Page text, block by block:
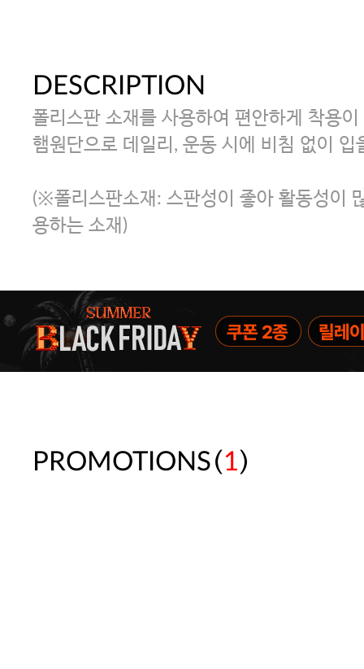
[썸머블프] 2만원 할인 쿠폰(8.1~31)
DESCRIPTION
폴리스판 소재를 사용하여 편안하게 착용이
햄원단으로 데일리, 운동 시에 비침 없이 입
(※폴리스판소재: 스판성이 좋아 활동성이
용하는 소재)
PROMOTIONS(1)